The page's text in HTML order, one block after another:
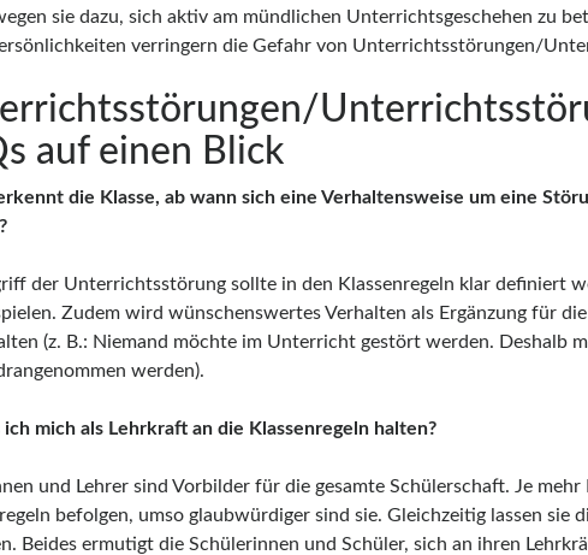
sie dazu, sich aktiv am mündlichen Unterrichtsgeschehen zu
verringern die Gefahr von Unterrichtsstörungen/
auf einen Blick
die Klasse, ab wann sich eine Verhaltensweise um eine
der Unterrichtsstörung sollte in den Klassenregeln klar definiert
Zudem wird wünschenswertes Verhalten als Ergänzung für
(z. B.: Niemand möchte im Unterricht gestört werden. Deshalb
werden).
ich mich als Lehrkraft an die Klassenregeln halten?
und Lehrer sind Vorbilder für die gesamte Schülerschaft. Je
befolgen, umso glaubwürdiger sind sie. Gleichzeitig lassen sie
Beides ermutigt die Schülerinnen und Schüler, sich an ihren